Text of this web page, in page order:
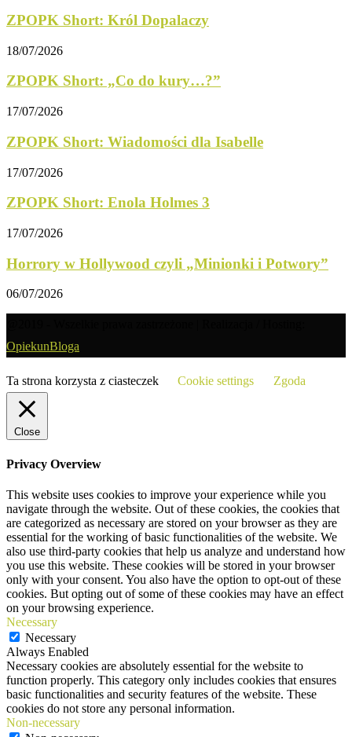
ZPOPK Short: Król Dopalaczy
18/07/2026
ZPOPK Short: „Co do kury…?”
17/07/2026
ZPOPK Short: Wiadomości dla Isabelle
17/07/2026
ZPOPK Short: Enola Holmes 3
17/07/2026
Horrory w Hollywood czyli „Minionki i Potwory”
06/07/2026
OpiekunBloga
Ta strona korzysta z ciasteczek Cookie settings Zgoda
Close
Privacy Overview
This website uses cookies to improve your experience while you
navigate through the website. Out of these cookies, the cookies that
are categorized as necessary are stored on your browser as they are
essential for the working of basic functionalities of the website. We
also use third-party cookies that help us analyze and understand how
you use this website. These cookies will be stored in your browser
only with your consent. You also have the option to opt-out of these
cookies. But opting out of some of these cookies may have an effect
on your browsing experience.
Necessary
Necessary
Always Enabled
Necessary cookies are absolutely essential for the website to
function properly. This category only includes cookies that ensures
basic functionalities and security features of the website. These
cookies do not store any personal information.
Non-necessary